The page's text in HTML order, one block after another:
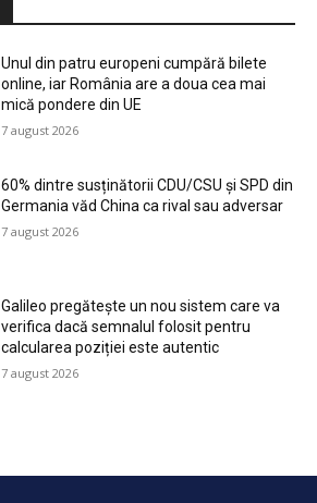
Unul din patru europeni cumpără bilete
online, iar România are a doua cea mai
mică pondere din UE
7 august 2026
60% dintre susținătorii CDU/CSU și SPD din
Germania văd China ca rival sau adversar
7 august 2026
Galileo pregătește un nou sistem care va
verifica dacă semnalul folosit pentru
calcularea poziției este autentic
7 august 2026